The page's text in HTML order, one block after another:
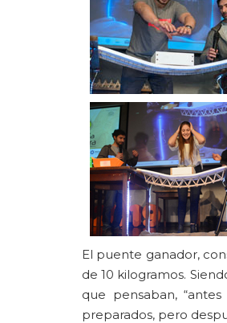
El puente ganador,
de 10 kilogramos.
que pensaban,
preparados, pero